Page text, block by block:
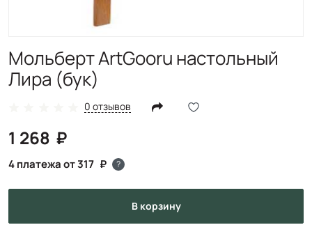
Мольберт ArtGooru настольный
Лира (бук)
0 отзывов
1 268
4 платежа от 317 ?
в корзину